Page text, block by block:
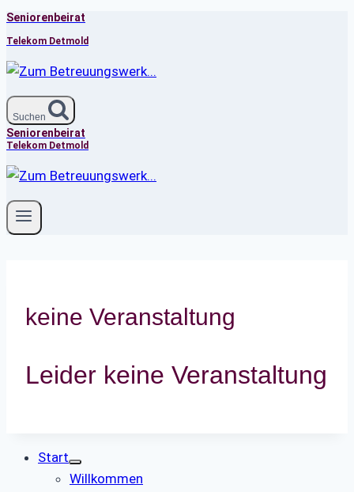
Zum
Inhalt
springen
Seniorenbeirat
Telekom Detmold
Suchen
Seniorenbeirat
Telekom Detmold
keine Veranstaltung
Leider keine Veranstaltung
Start
Willkommen